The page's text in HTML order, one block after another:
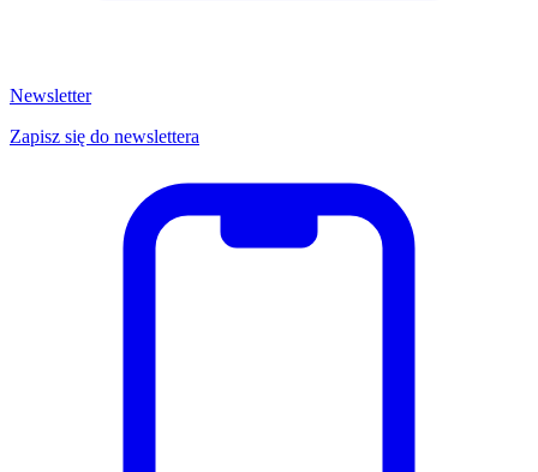
Newsletter
Zapisz się do newslettera